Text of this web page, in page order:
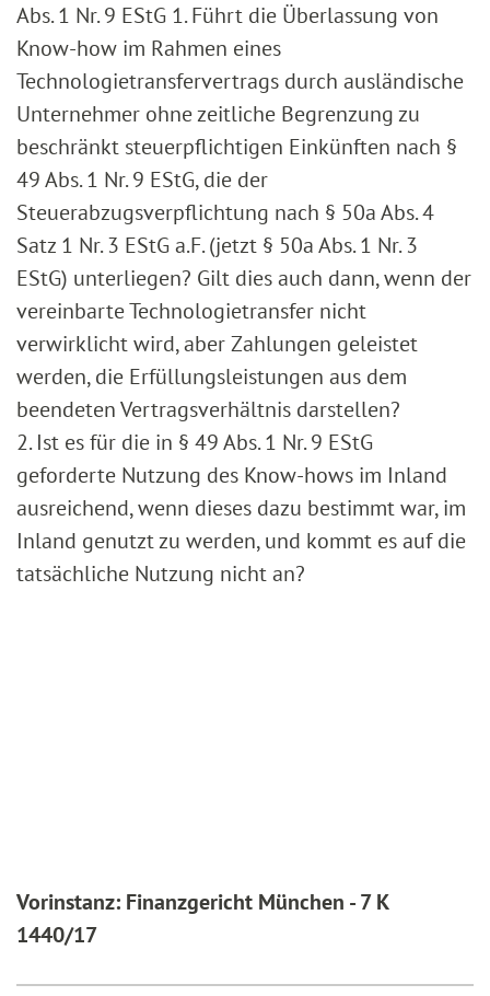
Abs. 1 Nr. 9 EStG 1. Führt die Überlassung von
Know-how im Rahmen eines
Technologietransfervertrags durch ausländische
Unternehmer ohne zeitliche Begrenzung zu
beschränkt steuerpflichtigen Einkünften nach §
49 Abs. 1 Nr. 9 EStG, die der
Steuerabzugsverpflichtung nach § 50a Abs. 4
Satz 1 Nr. 3 EStG a.F. (jetzt § 50a Abs. 1 Nr. 3
EStG) unterliegen? Gilt dies auch dann, wenn der
vereinbarte Technologietransfer nicht
verwirklicht wird, aber Zahlungen geleistet
werden, die Erfüllungsleistungen aus dem
beendeten Vertragsverhältnis darstellen?
2. Ist es für die in § 49 Abs. 1 Nr. 9 EStG
geforderte Nutzung des Know-hows im Inland
ausreichend, wenn dieses dazu bestimmt war, im
Inland genutzt zu werden, und kommt es auf die
tatsächliche Nutzung nicht an?
Vorinstanz: Finanzgericht München - 7 K
1440/17